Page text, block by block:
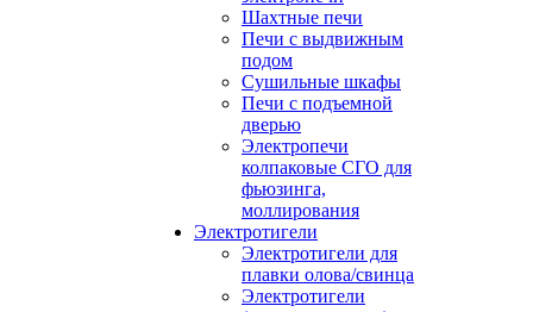
Шахтные печи
Печи с выдвижным
подом
Сушильные шкафы
Печи с подъемной
дверью
Электропечи
колпаковые СГО для
фьюзинга,
моллирования
Электротигели
Электротигели для
плавки олова/свинца
Электротигели